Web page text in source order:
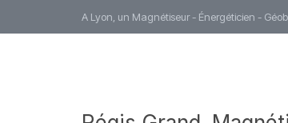
A Lyon, un Magnétiseur - Énergéticien -